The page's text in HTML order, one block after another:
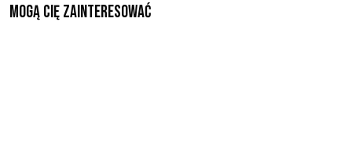
Mogą Cię zainteresować